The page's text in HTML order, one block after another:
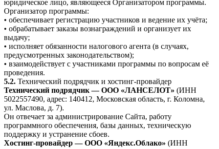
юридическое лицо, являющееся Организатором программы.
Организатор программы:
• обеспечивает регистрацию участников и ведение их учёта;
• обрабатывает заказы вознаграждений и организует их
выдачу;
• исполняет обязанности налогового агента (в случаях,
предусмотренных законодательством);
• взаимодействует с участниками программы по вопросам её
проведения.
5.2. Технический подрядчик и хостинг-провайдер
Технический подрядчик — ООО «ЛАНСЕЛОТ» (ИНН
5022557490, адрес: 140412, Московская область, г. Коломна,
ул. Маслова, д. 7).
Он отвечает за администрирование Сайта, работу
программного обеспечения, базы данных, техническую
поддержку и устранение сбоев.
Хостинг-провайдер — ООО «Яндекс.Облако» (ИНН